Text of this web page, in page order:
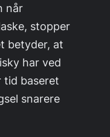
når
stopper
betyder, at
har ved
tid baseret
snarere